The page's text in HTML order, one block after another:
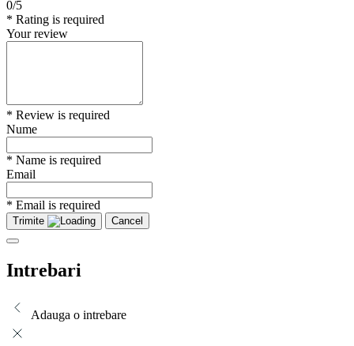
0/5
* Rating is required
Your review
* Review is required
Nume
* Name is required
Email
* Email is required
Trimite Cancel
Intrebari
Adauga o intrebare